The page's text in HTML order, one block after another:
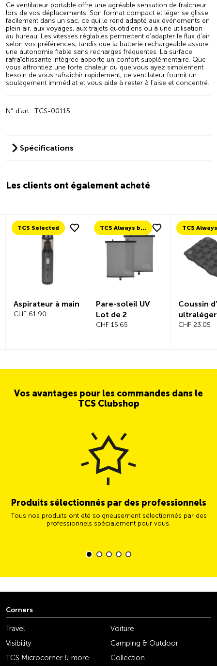
Ce ventilateur portable offre une agréable sensation de fraîcheur
lors de vos déplacements. Son format compact et léger se glisse
facilement dans un sac, ce qui le rend adapté aux événements en
plein air, aux voyages, aux trajets quotidiens ou à une utilisation
au bureau. Les vitesses réglables permettent d’adapter le flux d’air
selon vos préférences, tandis que la batterie rechargeable assure
une autonomie fiable sans recharges fréquentes. La surface
rafraîchissante intégrée apporte un confort supplémentaire. Que
vous affrontiez une forte chaleur ou que vous ayez simplement
besoin de vous rafraîchir rapidement, ce ventilateur fournit un
soulagement immédiat et vous aide à rester à l’aise et concentré.
N° d’art.: TCS-00115
Spécifications
Les clients ont également acheté
TCS Selected
Aspirateur à main
CHF 61.90
TCS Always by my side
Pare-soleil UV
Lot de 2
CHF 15.65
Coussin
ultraléger
CHF 23.05
Vos avantages pour les commandes dans le
TCS Clubshop
Produits sélectionnés par des professionnels
Tous nos produits ont été soigneusement sélectionnés par des
professionnels spécialement pour vous.
Corners
Travel
Voiture
Visibility
Camping & Outdoor
TCS Microcorner & more
Collection